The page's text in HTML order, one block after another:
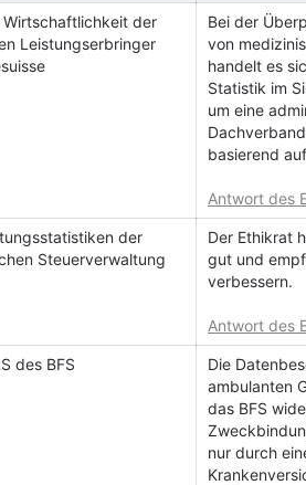
der
Leistungserbringer
Bei der
von
handelt es
Statistik im
um eine
basierend
Antwort des
der
Steuerverwaltung
Der Ethikrat
gut und
verbessern.
Antwort des
des BFS
Die
ambulanten
das BFS
nur durch